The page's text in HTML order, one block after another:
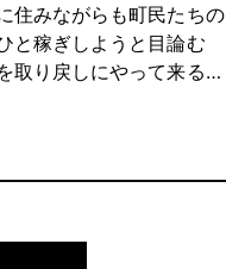
住みながらも町民たちの
と稼ぎしようと目論む
取り戻しにやって来る…